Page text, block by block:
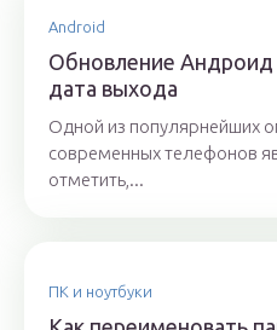
Android
Обновление Андроид
дата выхода
Одной из популярнейших
современных телефонов
отметить,...
ПК и ноутбуки